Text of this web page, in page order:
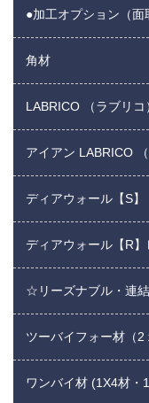
●加工オプション（面
角材
LABRICO （ラブリコ
アイアン LABRICO （
ディアウォール【S】
ディアウォール【R
☆リーズナブル・連
ツーバイフォー材（2
ワンバイ材 (1X4材・